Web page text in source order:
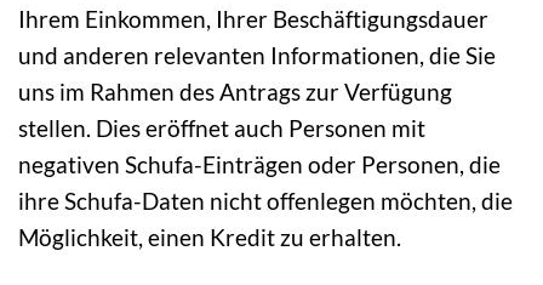
Ihrem Einkommen, Ihrer Beschäftigungsdauer
und anderen relevanten Informationen, die Sie
uns im Rahmen des Antrags zur Verfügung
stellen. Dies eröffnet auch Personen mit
negativen Schufa-Einträgen oder Personen, die
ihre Schufa-Daten nicht offenlegen möchten, die
Möglichkeit, einen Kredit zu erhalten.